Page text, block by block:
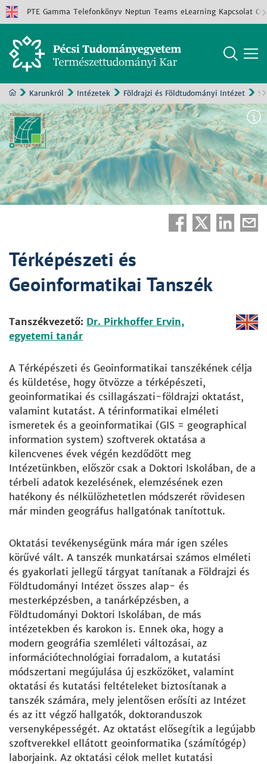
PTE Gamma Telefonkönyv Neptun Teams eLearning Kapcsolat
Karunkról Intézetek Földrajzi és Földtudományi Intézet
Térképészeti és
Geoinformatikai Tanszék
Tanszékvezető: Dr. Pirkhoffer Ervin,
egyetemi tanár
A Térképészeti és Geoinformatikai tanszékének célja
és küldetése, hogy ötvözze a térképészeti,
geoinformatikai és csillagászati-földrajzi oktatást,
valamint kutatást. A térinformatikai elméleti
ismeretek és a geoinformatikai (GIS = geographical
information system) szoftverek oktatása a
kilencvenes évek végén kezdődött meg
Intézetünkben, először csak a Doktori Iskolában, de a
térbeli adatok kezelésének, elemzésének ezen
hatékony és nélkülözhetetlen módszerét rövidesen
már minden geográfus hallgatónak tanítottuk.
Oktatási tevékenységünk mára már igen széles
körűvé vált. A tanszék munkatársai számos elméleti
és gyakorlati jellegű tárgyat tanítanak a Földrajzi és
Földtudományi Intézet összes alap- és
mesterképzésben, a tanárképzésben, a
Földtudományi Doktori Iskolában, de más
intézetekben és karokon is. Ennek oka, hogy a
modern geográfia szemléleti változásai, az
információtechnológiai forradalom, a kutatási
módszertani megújulása új eszközöket, valamint
oktatási és kutatási feltételeket biztosítanak a
tanszék számára, mely jelentősen erősíti az Intézet
és az itt végző hallgatók, doktoranduszok
versenyképességét. Az oktatást elősegítik a legújabb
szoftverekkel ellátott geoinformatika (számítógép)
laborjaink. Az oktatási célok mellet kutatási